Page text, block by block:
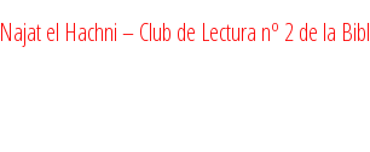
el Hachni – Club de Lectura nº 2 de la